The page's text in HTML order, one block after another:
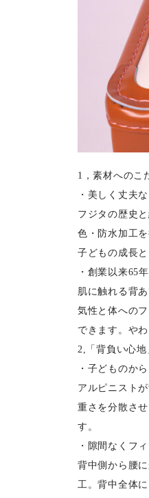
1，素材へのこ
・美しく丈夫
フジタの歴史
色・防水加工
子どもの成長
・創業以来65
肌に触れる背
気性と体への
できます。や
2,「背負い心
・子どものか
アルピニスト
重さを分散さ
す。
・隙間なくフ
背中側から腰
工。背中全体